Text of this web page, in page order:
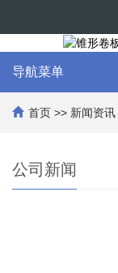
导航菜单
首页 >> 新闻资讯
公司新闻